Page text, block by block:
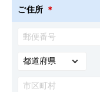
ご住所 ＊